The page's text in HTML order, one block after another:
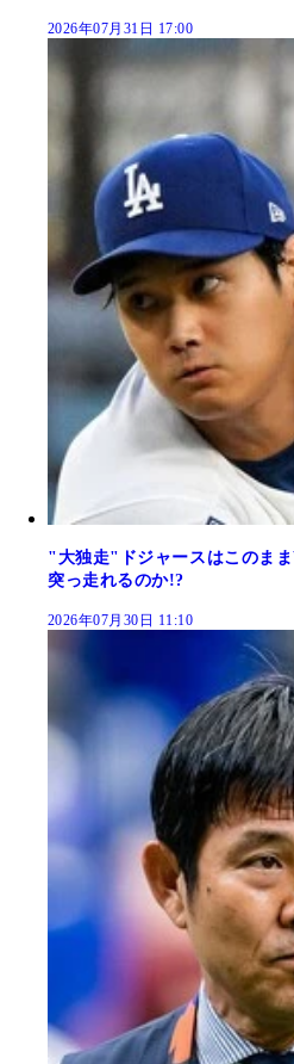
2026年07月31日 17:00
"大独走"ドジャースはこのま
突っ走れるのか!?
2026年07月30日 11:10